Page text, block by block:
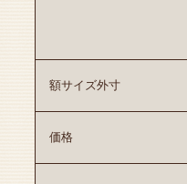
額サイズ外寸
価格